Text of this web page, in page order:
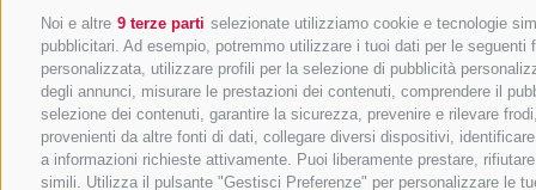
Noi e altre 9 terze parti selezionate utilizziamo cookie e tecnologie
pubblicitari. Ad esempio, potremmo utilizzare i tuoi dati per le
personalizzata, utilizzare profili per la selezione di pubblicità
degli annunci, misurare le prestazioni dei contenuti, comprendere il
selezione dei contenuti, garantire la sicurezza, prevenire e rilevare
provenienti da altre fonti di dati, collegare diversi dispositivi,
a informazioni richieste attivamente. Puoi liberamente prestare,
simili. Utilizza il pulsante "Gestisci Preferenze" per personalizzare le
Vipiteno
Campo di Trens
Val di Vizze
Val Racines
Val Ridanna
Val Giovo
MTB e bicicletta
Benessere e relax
Vacanza in famiglia
Città e cultura
Vacanza sci
Sci alpinismo